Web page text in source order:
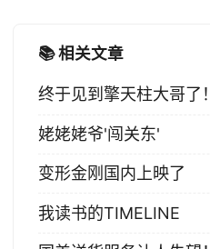
📚 相关文章
终于见到擎天柱大哥了！
姥姥姥爷'闯关东'
变形金刚国内上映了
我读书的TIMELINE